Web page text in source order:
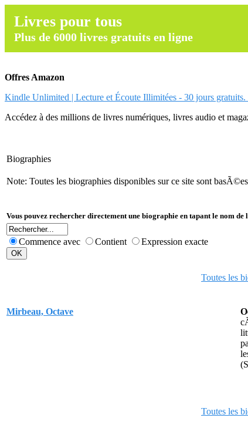
Livres pour tous
Plus de 6000 livres gratuits en ligne
Offres Amazon
Kindle Unlimited | Lecture et Écoute Illimitées - 30 jours gratuits.
Accédez à des millions de livres numériques, livres audio et
Biographies
Note: Toutes les biographies disponibles sur ce site sont
Vous pouvez rechercher directement une biographie en tapant le nom de
Commence avec Contient Expression exacte
Toutes les
Mirbeau, Octave
Toutes les